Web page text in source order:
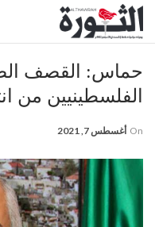
حماس: القصف
الفلسطينيين من
On أغسطس 7, 2021